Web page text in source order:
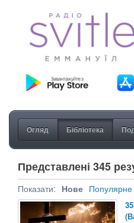
Огляд Бібліотека
Представлені 345
Показати: Нове Популярне